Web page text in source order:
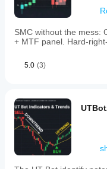
SMC without the mess:
+ MTF panel. Hard-
5.0 (3)